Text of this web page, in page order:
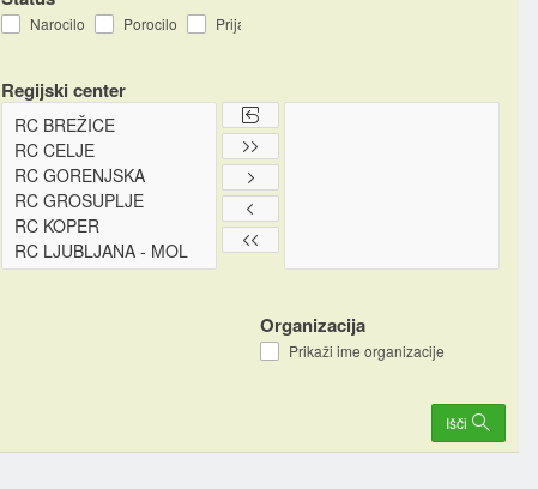
Narocilo Porocilo Prijava
Regijski center
Organizacija
Prikaži ime organizacije
Išči